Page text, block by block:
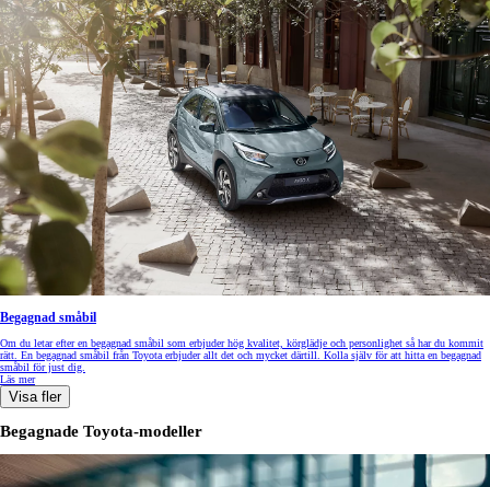
Begagnad småbil
Om du letar efter en begagnad småbil som erbjuder hög kvalitet, körglädje och personlighet så har du kommit
rätt. En begagnad småbil från Toyota erbjuder allt det och mycket därtill. Kolla själv för att hitta en begagnad
småbil för just dig.
Läs mer
Visa fler
Begagnade Toyota-modeller